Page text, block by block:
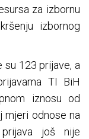
za izbornu
izbornog
su 123 prijave, a
TI BiH
iznosu od
mjeri odnose na
prijava još nije